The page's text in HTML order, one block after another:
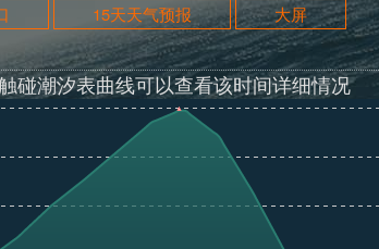
15天天气预报 大屏
碰潮汐表曲线可以查看该时间详细情况